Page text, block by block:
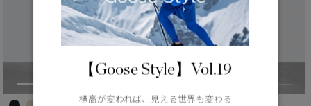
【Goose Style】Vol.19
標高が変われば、見える世界も変わる